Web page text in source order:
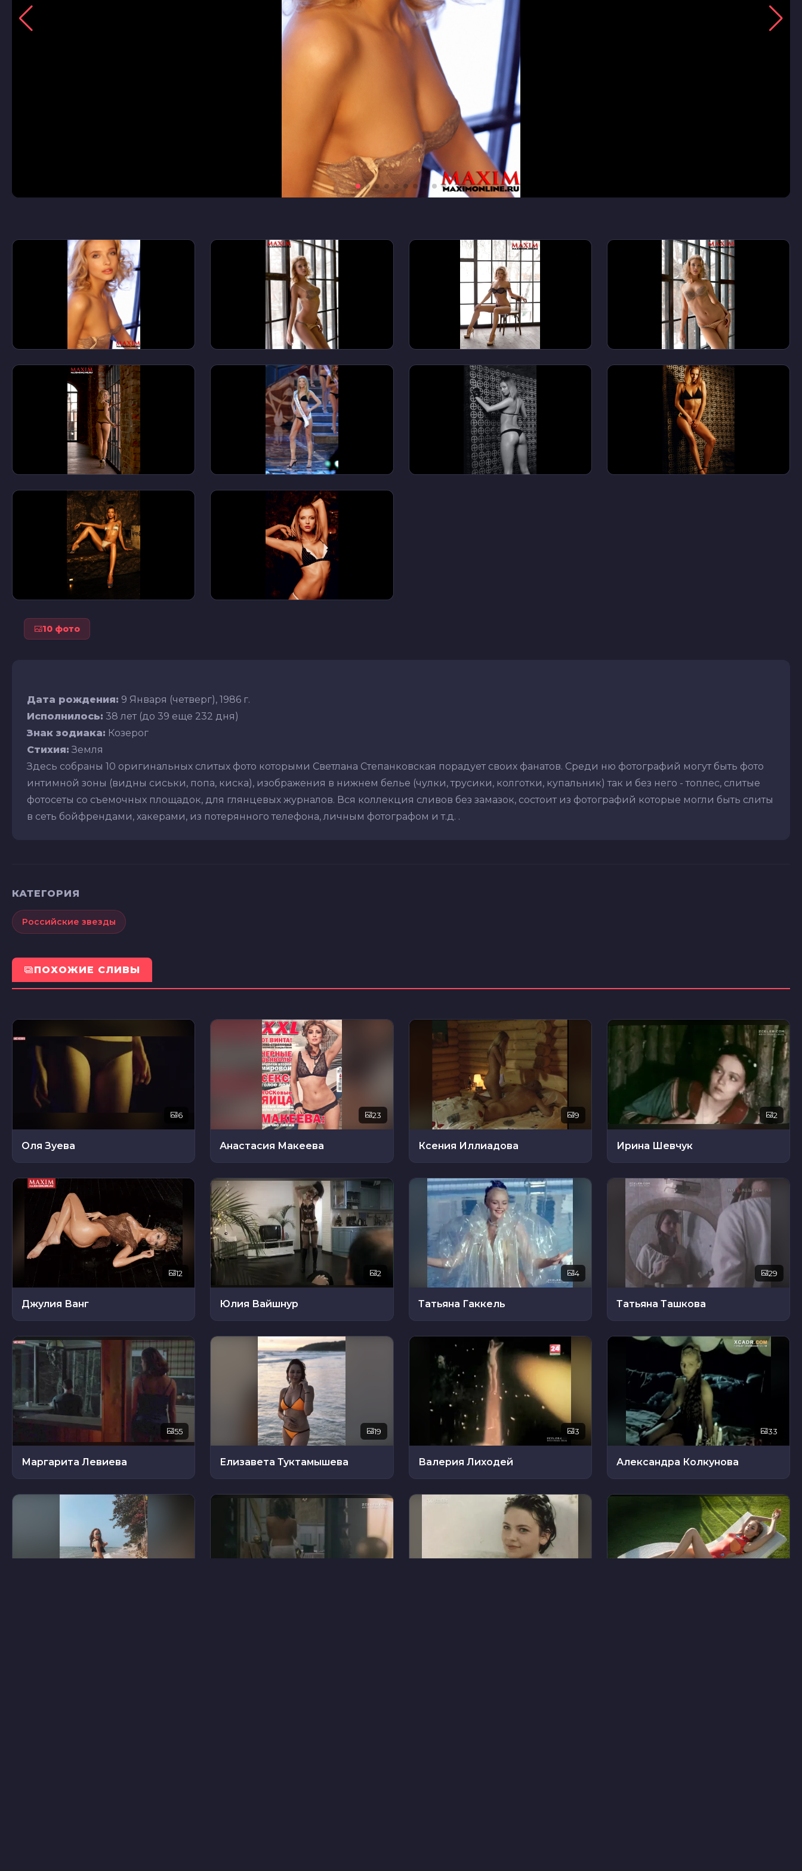
10 фото
Дата рождения: 9 Января (четверг), 1986 г.
Исполнилось: 38 лет (до 39 еще 232 дня)
Знак зодиака: Козерог
Стихия: Земля
Здесь собраны 10 оригинальных слитых фото которыми Светлана Степанковская порадует своих фанатов. Среди ню фотографий могут быть фото
интимной зоны (видны сиськи, попа, киска), изображения в нижнем белье (чулки, трусики, колготки, купальник) так и без него - топлес, слитые
фотосеты со съемочных площадок, для глянцевых журналов. Вся коллекция сливов без замазок, состоит из фотографий которые могли быть слиты
в сеть бойфрендами, хакерами, из потерянного телефона, личным фотографом и т.д. .
КАТЕГОРИЯ
Российские звезды
ПОХОЖИЕ СЛИВЫ
6
Оля Зуева
23
Анастасия Макеева
9
Ксения Иллиадова
2
Ирина Шевчук
12
Джулия Ванг
2
Юлия Вайшнур
4
Татьяна Гаккель
29
Татьяна Ташкова
55
Маргарита Левиева
19
Елизавета Туктамышева
3
Валерия Лиходей
33
Александра Колкунова